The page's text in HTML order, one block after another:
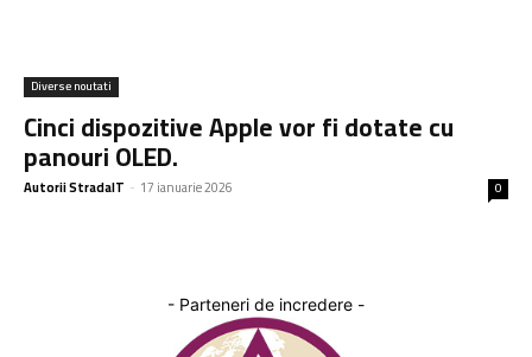
Diverse noutati
Cinci dispozitive Apple vor fi dotate cu
panouri OLED.
Autorii StradaIT - 17 ianuarie 2026 0
- Parteneri de incredere -